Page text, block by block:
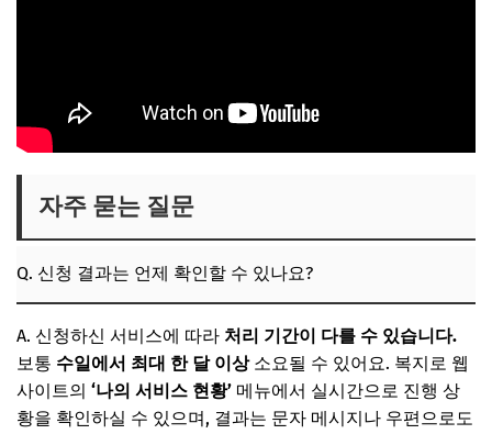
자주 묻는 질문
Q. 신청 결과는 언제 확인할 수 있나요?
A. 신청하신 서비스에 따라 처리 기간이 다를 수 있습니다.
보통 수일에서 최대 한 달 이상소요될 수 있어요. 복지로 웹
사이트의 ‘나의 서비스 현황’ 메뉴에서 실시간으로 진행 상
황을 확인하실 수 있으며, 결과는 문자 메시지나 우편으로도